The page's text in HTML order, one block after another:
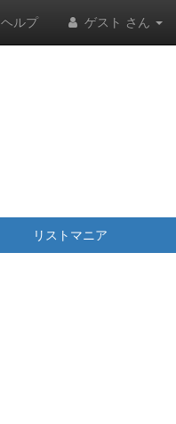
ヘルプ ゲスト さん
リストマニア